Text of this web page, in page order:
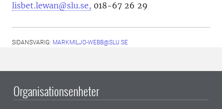
lisbet.lewan@slu.se, 018-67 26 29
SIDANSVARIG: MARKMILJO-WEBB@SLU.SE
Organisationsenheter